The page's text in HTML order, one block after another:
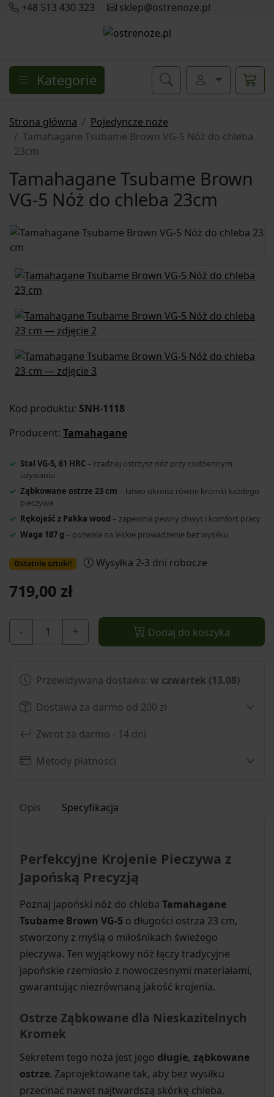
+48 513 430 323 sklep@ostrenoze.pl
Kategorie
Strona główna
Pojedyncze noże
Tamahagane Tsubame Brown VG-5 Nóż do chleba
23cm
Tamahagane Tsubame Brown
VG-5 Nóż do chleba 23cm
Kod produktu: SNH-1118
Producent: Tamahagane
Stal VG-5, 61 HRC – rzadziej ostrzysz nóż przy codziennym
używaniu
Ząbkowane ostrze 23 cm – łatwo ukroisz równe kromki każdego
pieczywa
Rękojeść z Pakka wood – zapewnia pewny chwyt i komfort pracy
Waga 187 g – pozwala na lekkie prowadzenie bez wysiłku
Ostatnie sztuki! Wysyłka 2-3 dni robocze
719,00 zł
- + Dodaj do koszyka
Przewidywana dostawa: w czwartek (13.08)
Dostawa za darmo od 200 zł
Zwrot za darmo - 14 dni
Metody płatności
Opis Specyfikacja
Perfekcyjne Krojenie Pieczywa z
Japońską Precyzją
Poznaj japoński nóż do chleba Tamahagane
Tsubame Brown VG-5 o długości ostrza 23 cm,
stworzony z myślą o miłośnikach świeżego
pieczywa. Ten wyjątkowy nóż łączy tradycyjne
japońskie rzemiosło z nowoczesnymi materiałami,
gwarantując niezrównaną jakość krojenia.
Ostrze Ząbkowane dla Nieskazitelnych
Kromek
Sekretem tego noża jest jego długie, ząbkowane
ostrze. Zaprojektowane tak, aby bez wysiłku
przecinać nawet najtwardszą skórkę chleba,